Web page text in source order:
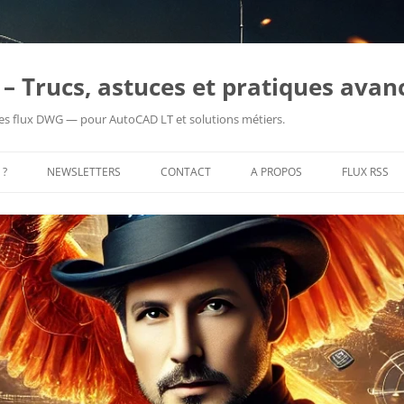
Trucs, astuces et pratiques
flux DWG — pour AutoCAD LT et solutions métiers.
NEWSLETTERS CONTACT
ME CONTACTER
A PROPOS FLUX RSS